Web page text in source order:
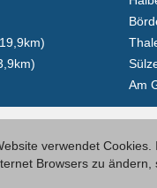
Am
verwendet
Browsers zu ändern,